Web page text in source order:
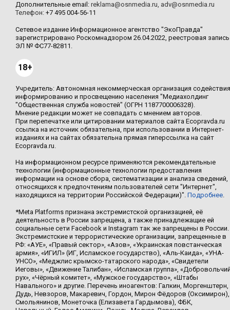
Дополнительные email: reklama@osnmedia.ru, adv@osnmedia.ru
Телефон: +7 495 004-56-11
Сетевое издание Информационное агентство "ЭкоПравда"
зарегистрировано Роскомнадзором 26.04.2022, реестровая запись
ЭЛ № ФС77-82811.
18+
Учредитель: Автономная некоммерческая организация содействия
информированию и просвещению населения "Медиахолдинг
"Общественная служба новостей" (ОГРН 1187700006328).
Мнение редакции может не совпадать с мнением авторов.
При перепечатке или цитировании материалов сайта Ecopravda.ru
ссылка на источник обязательна, при использовании в Интернет-
изданиях и на сайтах обязательна прямая гиперссылка на сайт
Ecopravda.ru.
На информационном ресурсе применяются рекомендательные
технологии (информационные технологии предоставления
информации на основе сбора, систематизации и анализа сведений,
относящихся к предпочтениям пользователей сети "Интернет",
находящихся на территории Российской Федерации)". Подробнее.
*Meta Platforms признана экстремистской организацией, её
деятельность в России запрещена, а также принадлежащие ей
социальные сети Facebook и Instagram так же запрещены в России.
Экстремистские и террористические организации, запрещенные в
РФ: «АУЕ», «Правый сектор», «Азов», «Украинская повстанческая
армия», «ИГИЛ» (ИГ, Исламское государство), «Аль-Каида», «УНА-
УНСО», «Меджлис крымско-татарского народа», «Свидетели
Иеговы», «Движение Талибан», «Исламская группа»,
рух», «Чёрный комитет», «Мужское государство», «Штабы
Навального» и другие. Перечень иноагентов: Галкин, Моргенштерн,
Дудь, Невзоров, Макаревич, Гордон, Мирон Фёдоров (Оксимирон),
Смольянинов, Монеточка (Елизавета Гардымова), ФБК,